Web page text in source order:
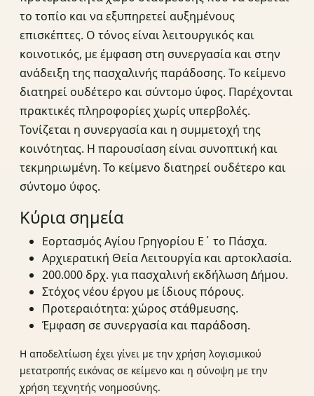
το τοπίο και να εξυπηρετεί αυξημένους
επισκέπτες. Ο τόνος είναι λειτουργικός και
κοινοτικός, με έμφαση στη συνεργασία και στην
ανάδειξη της πασχαλινής παράδοσης. Το κείμενο
διατηρεί ουδέτερο και σύντομο ύφος. Παρέχονται
πρακτικές πληροφορίες χωρίς υπερβολές.
Τονίζεται η συνεργασία και η συμμετοχή της
κοινότητας. Η παρουσίαση είναι συνοπτική και
τεκμηριωμένη. Το κείμενο διατηρεί ουδέτερο και
σύντομο ύφος.
Κύρια σημεία
Εορτασμός Αγίου Γρηγορίου Ε΄ το Πάσχα.
Αρχιερατική Θεία Λειτουργία και αρτοκλασία.
200.000 δρχ. για πασχαλινή εκδήλωση Δήμου.
Στόχος νέου έργου με ίδιους πόρους.
Προτεραιότητα: χώρος στάθμευσης.
Έμφαση σε συνεργασία και παράδοση.
Η αποδελτίωση έχει γίνει με την χρήση λογισμικού
μετατροπής εικόνας σε κείμενο και η σύνοψη με την
χρήση τεχνητής νοημοσύνης.